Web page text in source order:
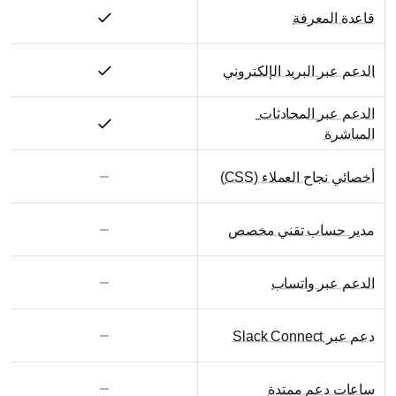
قاعدة المعرفة
الدعم عبر البريد الإلكتروني
المباشرة
أخصائي نجاح العملاء (CSS)
مدير حساب تقني مخصص
الدعم عبر واتساب
دعم عبر Slack Connect
ساعات دعم ممتدة